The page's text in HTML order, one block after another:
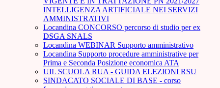
INTELLIGENZA ARTIFICIALE NEI SERVIZI
AMMINISTRATIVI
Locandina CONCORSO percorso di studio per ex
DSGA SNALS
Locandina WEBINAR Supporto amministrativo
Locandina Supporto procedure amministrative per
Prima e Seconda Posizione economica ATA
UIL SCUOLA RUA - GUIDA ELEZIONI RSU
SINDACATO SOCIALE DI BASE - corso